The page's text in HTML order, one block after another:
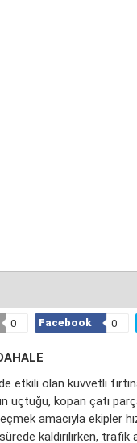
0 Facebook 0
etkili olan kuvvetli
uçtuğu, kopan çatı
amacıyla ekipler
kaldırılırken,